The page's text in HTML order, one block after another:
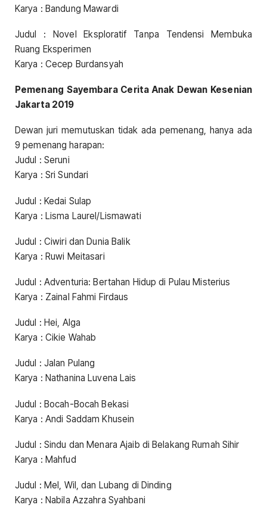
Karya : Bandung Mawardi
Judul : Novel Eksploratif Tanpa Tendensi Membuka
Ruang Eksperimen
Karya : Cecep Burdansyah
Pemenang Sayembara Cerita Anak Dewan Kesenian
Jakarta 2019
Dewan juri memutuskan tidak ada pemenang, hanya ada
9 pemenang harapan:
Judul : Seruni
Karya : Sri Sundari
Judul : Kedai Sulap
Karya : Lisma Laurel/Lismawati
Judul : Ciwiri dan Dunia Balik
Karya : Ruwi Meitasari
Judul : Adventuria: Bertahan Hidup di Pulau Misterius
Karya : Zainal Fahmi Firdaus
Judul : Hei, Alga
Karya : Cikie Wahab
Judul : Jalan Pulang
Karya : Nathanina Luvena Lais
Judul : Bocah-Bocah Bekasi
Karya : Andi Saddam Khusein
Judul : Sindu dan Menara Ajaib di Belakang Rumah Sihir
Karya : Mahfud
Judul : Mel, Wil, dan Lubang di Dinding
Karya : Nabila Azzahra Syahbani